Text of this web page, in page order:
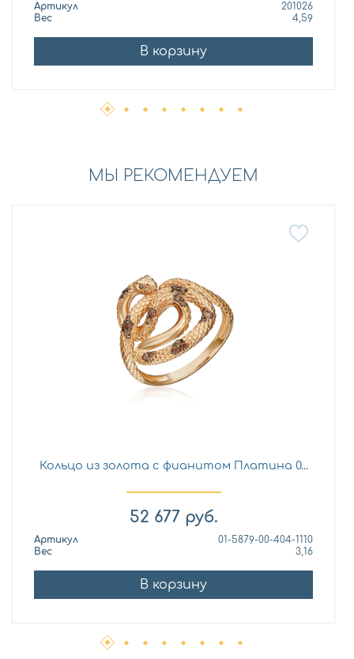
Артикул
201026
Вес
4,59
В корзину
МЫ РЕКОМЕНДУЕМ
Кольцо из золота с фианитом Платина 0...
52 677 руб.
Артикул
01-5879-00-404-1110
Вес
3,16
В корзину